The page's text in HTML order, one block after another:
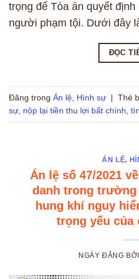
trọng để Tòa án quyết
người phạm tội. Dưới đây
ĐỌC
Đăng trong Án lệ Hình sự | Thẻ
sự nộp lại tiền thu lợi bất chính
ÁN LỆ,
Án lệ số 47/2021
danh trong
hung khí nguy
trọng yếu của
NGÀY ĐĂNG BỞI